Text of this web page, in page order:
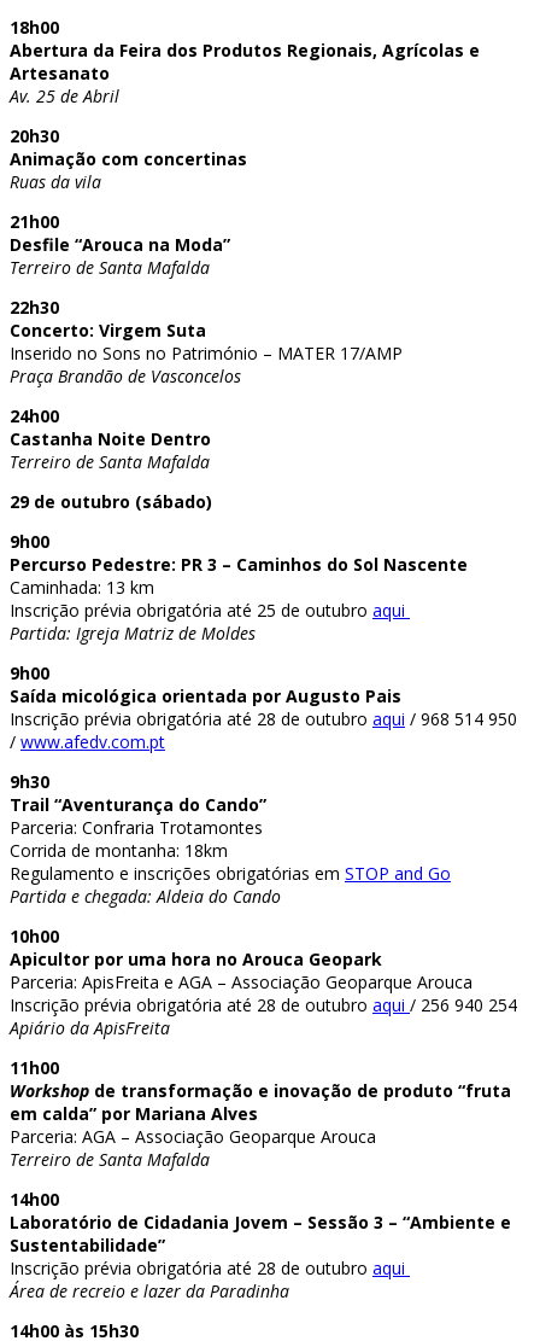
18h00
Abertura da Feira dos Produtos Regionais, Agrícolas e
Artesanato
Av. 25 de Abril
20h30
Animação com concertinas
Ruas da vila
21h00
Desfile “Arouca na Moda”
Terreiro de Santa Mafalda
22h30
Concerto: Virgem Suta
Inserido no Sons no Património – MATER 17/AMP
Praça Brandão de Vasconcelos
24h00
Castanha Noite Dentro
Terreiro de Santa Mafalda
29 de outubro (sábado)
9h00
Percurso Pedestre: PR 3 – Caminhos do Sol Nascente
Caminhada: 13 km
Inscrição prévia obrigatória até 25 de outubro aqui
Partida: Igreja Matriz de Moldes
9h00
Saída micológica orientada por Augusto Pais
Inscrição prévia obrigatória até 28 de outubro aqui / 968 514 950
/ www.afedv.com.pt
9h30
Trail “Aventurança do Cando”
Parceria: Confraria Trotamontes
Corrida de montanha: 18km
Regulamento e inscrições obrigatórias em STOP and Go
Partida e chegada: Aldeia do Cando
10h00
Apicultor por uma hora no Arouca Geopark
Parceria: ApisFreita e AGA – Associação Geoparque Arouca
Inscrição prévia obrigatória até 28 de outubro aqui / 256 940 254
Apiário da ApisFreita
11h00
Workshop de transformação e inovação de produto “fruta
em calda” por Mariana Alves
Parceria: AGA – Associação Geoparque Arouca
Terreiro de Santa Mafalda
14h00
Laboratório de Cidadania Jovem – Sessão 3 – “Ambiente e
Sustentabilidade”
Inscrição prévia obrigatória até 28 de outubro aqui
Área de recreio e lazer da Paradinha
14h00 às 15h30